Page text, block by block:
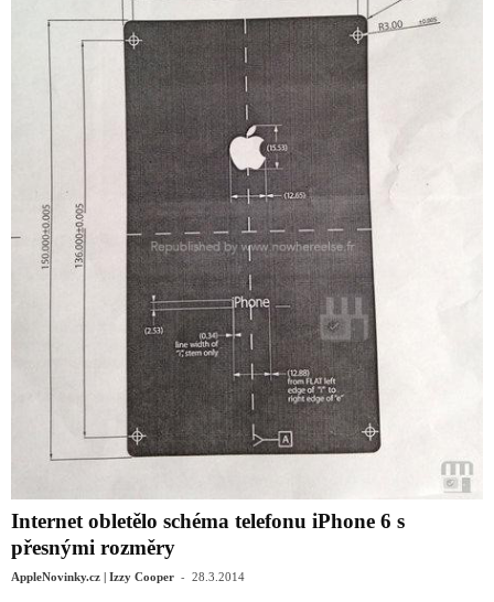
Internet obletělo schéma telefonu iPhone 6 s
přesnými rozměry
AppleNovinky.cz | Izzy Cooper - 28.3.2014